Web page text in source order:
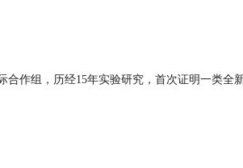
作组，历经15年实验研究，首次证明一类全